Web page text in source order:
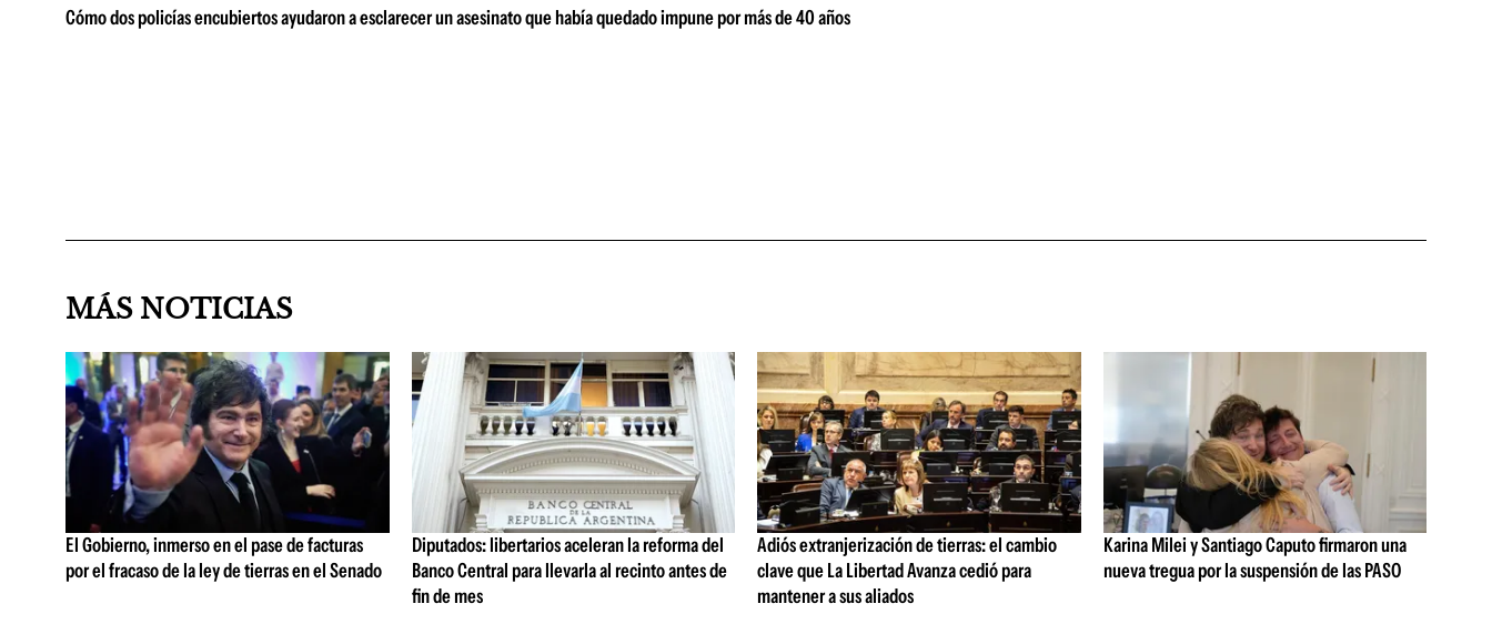
Cómo dos policías encubiertos ayudaron a esclarecer un asesinato que había quedado impune por más de 40 años
MÁS NOTICIAS
El Gobierno, inmerso en el pase de facturas
por el fracaso de la ley de tierras en el Senado
Diputados: libertarios aceleran la reforma del
Banco Central para llevarla al recinto antes de
fin de mes
Adiós extranjerización de tierras: el cambio
clave que La Libertad Avanza cedió para
mantener a sus aliados
Karina Milei y Santiago Caputo firmaron una
nueva tregua por la suspensión de las PASO